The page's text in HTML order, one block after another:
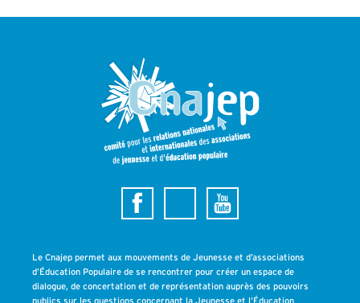
Le Cnajep permet aux mouvements de Jeunesse et d’associations
d’Éducation Populaire de se rencontrer pour créer un espace de
dialogue, de concertation et de représentation auprès des pouvoirs
publics sur les questions concernant la Jeunesse et l’Éducation